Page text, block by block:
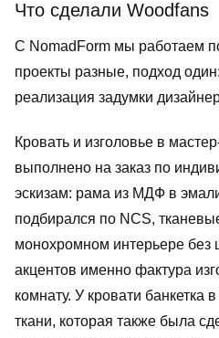
Что сделали Woodfans
С NomadForm мы работаем
проекты разные, подход
реализация задумки
Кровать и изголовье в
выполнено на заказ по
эскизам: рама из МДФ в
подбирался по NCS,
монохромном интерьере без
акцентов именно фактура
комнату. У кровати банкетка
ткани, которая также была